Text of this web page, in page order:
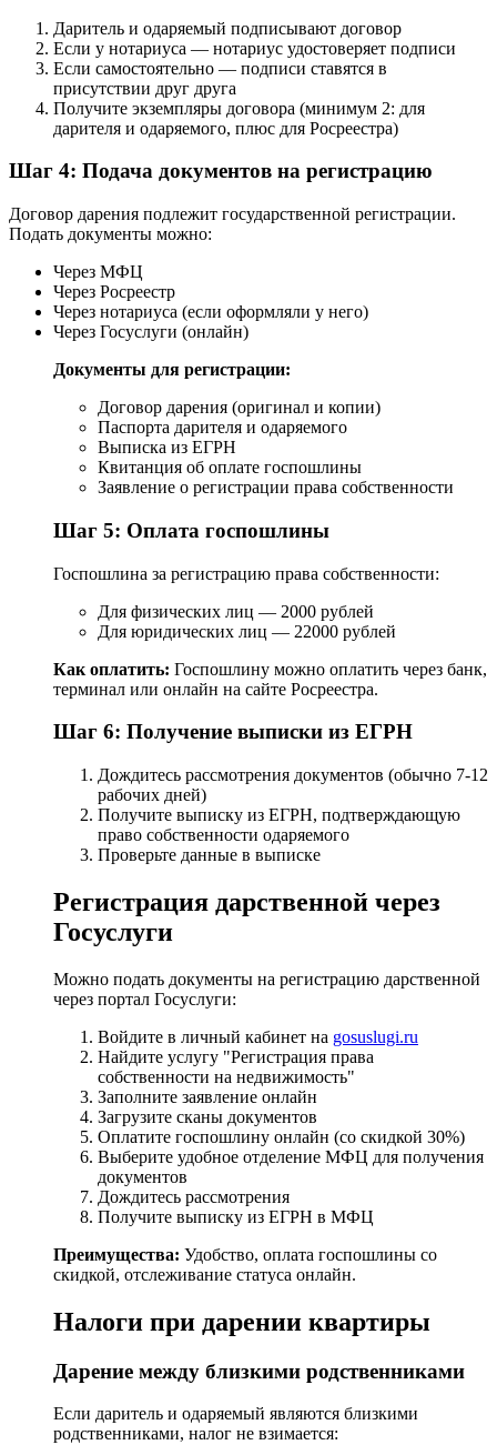
Даритель и одаряемый подписывают договор
Если у нотариуса — нотариус удостоверяет подписи
Если самостоятельно — подписи ставятся в
присутствии друг друга
Получите экземпляры договора (минимум 2: для
дарителя и одаряемого, плюс для Росреестра)
Шаг 4: Подача документов на регистрацию
Договор дарения подлежит государственной регистрации.
Подать документы можно:
Через МФЦ
Через Росреестр
Через нотариуса (если оформляли у него)
Через Госуслуги (онлайн)
Документы для регистрации:
Договор дарения (оригинал и копии)
Паспорта дарителя и одаряемого
Выписка из ЕГРН
Квитанция об оплате госпошлины
Заявление о регистрации права собственности
Шаг 5: Оплата госпошлины
Госпошлина за регистрацию права собственности:
Для физических лиц — 2000 рублей
Для юридических лиц — 22000 рублей
Как оплатить: Госпошлину можно оплатить через банк,
терминал или онлайн на сайте Росреестра.
Шаг 6: Получение выписки из ЕГРН
Дождитесь рассмотрения документов (обычно 7-12
рабочих дней)
Получите выписку из ЕГРН, подтверждающую
право собственности одаряемого
Проверьте данные в выписке
Регистрация дарственной через
Госуслуги
Можно подать документы на регистрацию дарственной
через портал Госуслуги:
Войдите в личный кабинет на gosuslugi.ru
Найдите услугу "Регистрация права
собственности на недвижимость"
Заполните заявление онлайн
Загрузите сканы документов
Оплатите госпошлину онлайн (со скидкой 30%)
Выберите удобное отделение МФЦ для получения
документов
Дождитесь рассмотрения
Получите выписку из ЕГРН в МФЦ
Преимущества: Удобство, оплата госпошлины со
скидкой, отслеживание статуса онлайн.
Налоги при дарении квартиры
Дарение между близкими родственниками
Если даритель и одаряемый являются близкими
родственниками, налог не взимается: